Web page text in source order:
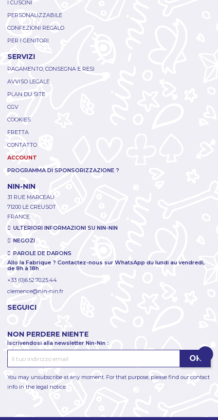
I CUSCINI
PERSONALIZZABILE
CONFEZIONI REGALO
PER I GENITORI
SERVIZI
PAGAMENTO, CONSEGNA E RESI
AVVISO LEGALE
PLAN DU SITE
CGV
COOKIES
FRETTA
CONTATTO
ACCOUNT
PROGRAMMA DI SPONSORIZZAZIONE ?
NIN-NIN
31 RUE MARCEAU
71200 LE CREUSOT
FRANCE
ULTERIORI INFORMAZIONI SU NIN-NIN
NEGOZI
PAROLE DE DARONS
Allo la Fabrique ? Contactez-nous sur WhatsApp du lundi au vendredi,
de 8h à 18h
+33 (0)6.52.70.25.44
clemence@nin-nin.fr
SEGUICI
NON PERDERE NIENTE
Iscrivendosi alla newsletter Nin-Nin :
You may unsubscribe at any moment. For that purpose, please find our contact
info in the legal notice.